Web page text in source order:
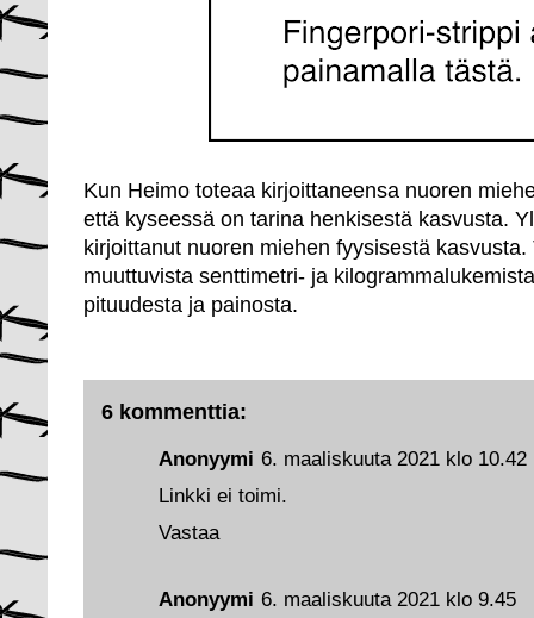
Kun Heimo toteaa kirjoittaneensa nuoren
että kyseessä on tarina henkisestä kasvusta.
kirjoittanut nuoren miehen fyysisestä
muuttuvista senttimetri- ja
pituudesta ja painosta.
6 kommenttia:
Anonyymi 6. maaliskuuta 2021 klo 9.45
Anonyymi 6. maaliskuuta 2021 klo 10.42
Linkki ei toimi.
Vastaa